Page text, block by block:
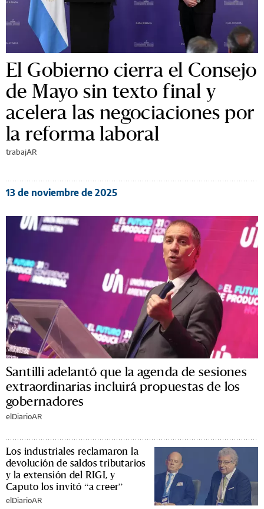
El Gobierno cierra el Consejo
de Mayo sin texto final y
acelera las negociaciones por
la reforma laboral
trabajAR
13 de noviembre de 2025
Santilli adelantó que la agenda de sesiones
extraordinarias incluirá propuestas de los
gobernadores
elDiarioAR
Los industriales reclamaron la
devolución de saldos tributarios
y la extensión del RIGI, y
Caputo los invitó “a creer”
elDiarioAR